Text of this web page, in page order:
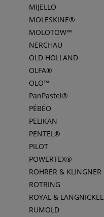
MIJELLO
MOLESKINE®
MOLOTOW™
NERCHAU
OLD HOLLAND
OLFA®
OLO™
PanPastel®
PÉBÉO
PELIKAN
PENTEL®
PILOT
POWERTEX®
ROHRER & KLINGNER
ROTRING
ROYAL & LANGNICKEL
RUMOLD